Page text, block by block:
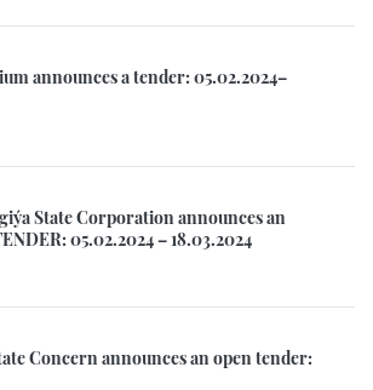
announces a tender: 05.02.2024–
State Corporation announces an
05.02.2024 – 18.03.2024
Concern announces an open tender: